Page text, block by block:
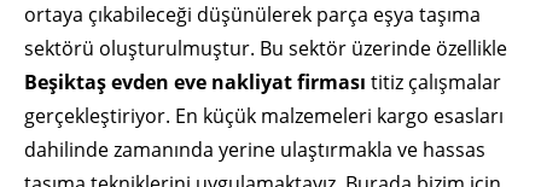
ortaya çıkabileceği düşünülerek parça eşya taşıma
sektörü oluşturulmuştur. Bu sektör üzerinde özellikle
Beşiktaş evden eve nakliyat firması titiz çalışmalar
gerçekleştiriyor. En küçük malzemeleri kargo esasları
dahilinde zamanında yerine ulaştırmakla ve hassas